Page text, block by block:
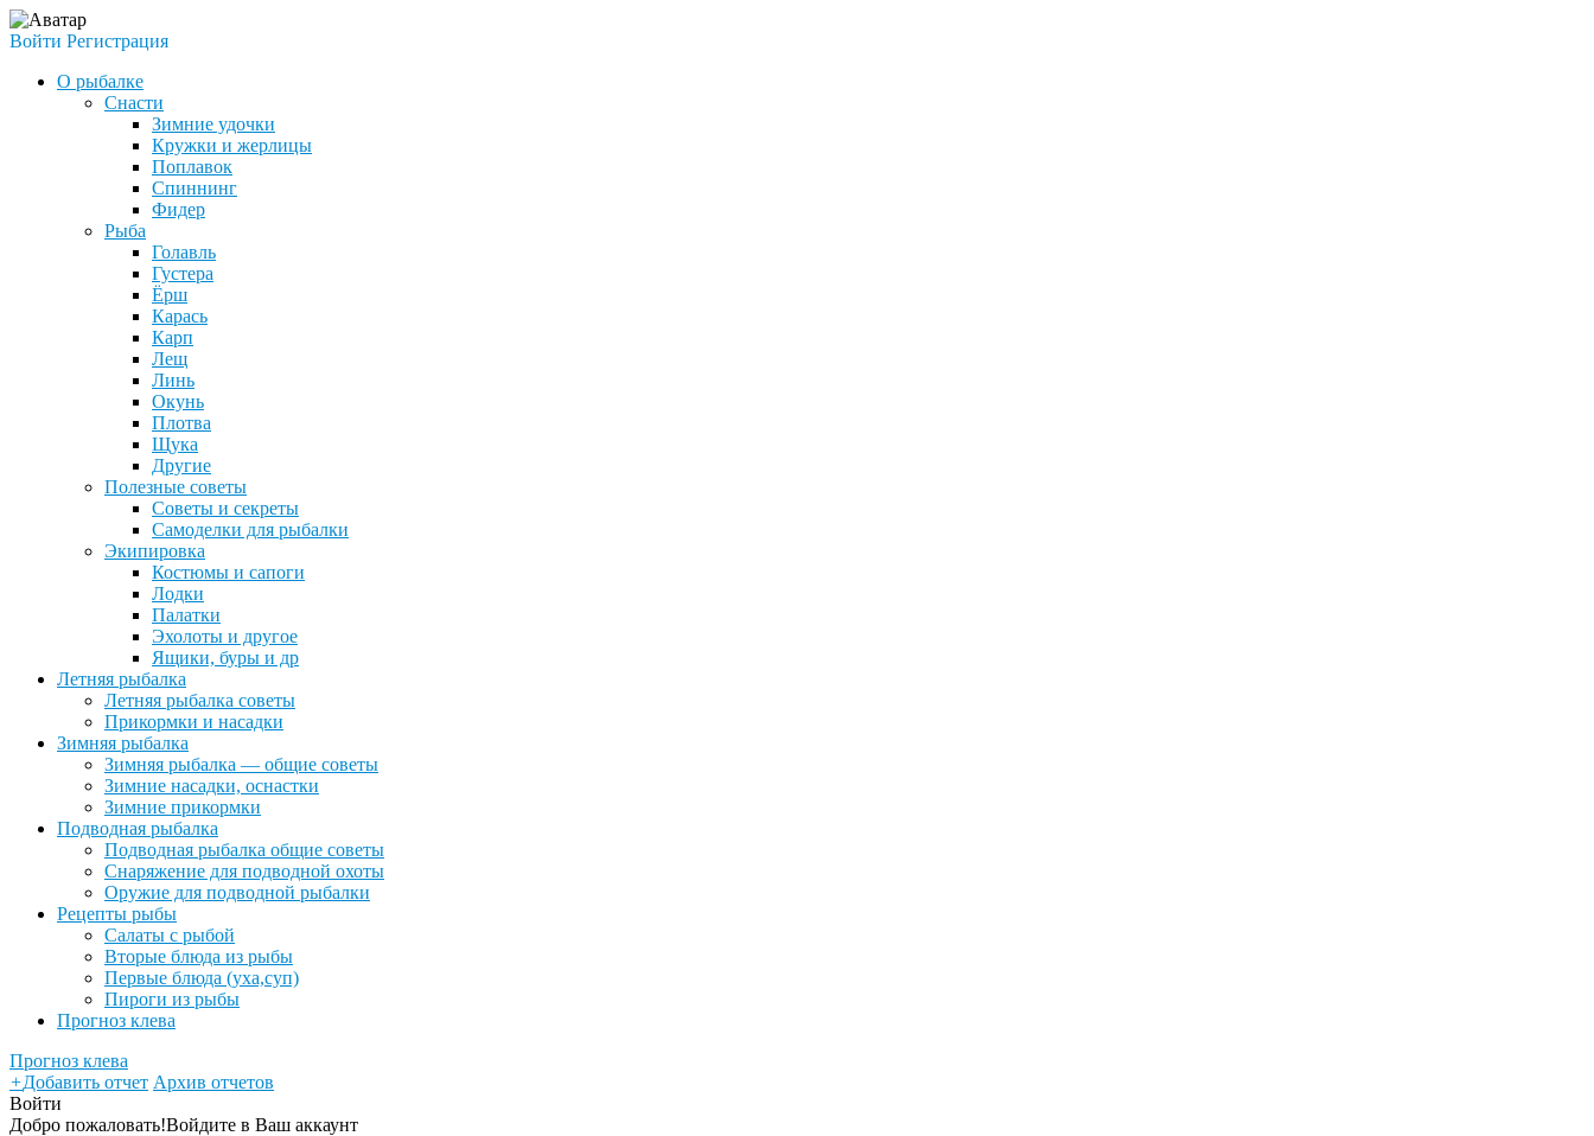
Войти Регистрация
О рыбалке
Снасти
Зимние удочки
Кружки и жерлицы
Поплавок
Спиннинг
Фидер
Рыба
Голавль
Густера
Ёрш
Карась
Карп
Лещ
Линь
Окунь
Плотва
Щука
Другие
Полезные советы
Советы и секреты
Самоделки для рыбалки
Экипировка
Костюмы и сапоги
Лодки
Палатки
Эхолоты и другое
Ящики, буры и др
Летняя рыбалка
Летняя рыбалка советы
Прикормки и насадки
Зимняя рыбалка
Зимняя рыбалка — общие советы
Зимние насадки, оснастки
Зимние прикормки
Подводная рыбалка
Подводная рыбалка общие советы
Снаряжение для подводной охоты
Оружие для подводной рыбалки
Рецепты рыбы
Салаты с рыбой
Вторые блюда из рыбы
Первые блюда (уха,суп)
Пироги из рыбы
Прогноз клева
Прогноз клева
+Добавить отчет Архив отчетов
Войти
Добро пожаловать!Войдите в Ваш аккаунт